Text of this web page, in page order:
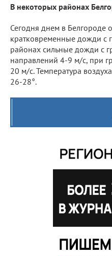
В некоторых районах
Сегодня днем в Белгороде
кратковременные дожди с
районах сильные дожди с
направлений 4-9 м/с, при
20 м/с. Температура
26-28°.